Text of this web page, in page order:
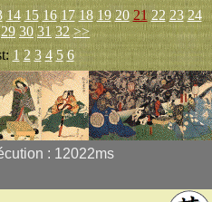
14 15 16 17 18 19 20 21 22 23 24
29 30 31 32 >>
1 2 3 4 5 6
: 12022ms